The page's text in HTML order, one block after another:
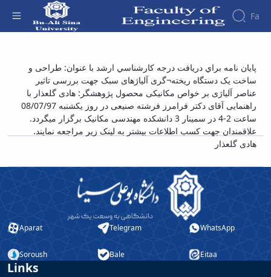
Fa
About
Faculty
History
Dean
of
of the
Faculty
Dean
for
Research
Journals
Journal
of
Industrial
in
Stress
Faculity
Members
پایان نامه برای دریافت درجه کارشناسی ارشد با
عنوان: طراحی و ساخت یک دستگاه ریخته¬گری
آلیاژهای سبک جهت بررسی تاثیر عناصر آلیاژی بر
خواص مکانیکی محصول پژوهشگر: هادی گلعذار -
دانشکده فنی و مهندسی
پايان نامه براي دريافت درجه كارشناسي ارشد با عنوان: طراحی و
ساخت یک دستگاه ریخته¬گری آلیاژهای سبک جهت بررسی تاثیر
عناصر آلیاژی بر خواص مکانیکی محصول پژوهشگر: هادی گلعذار با
راهنمایی آقای دکتر فرامرز فرشته صنیعی در روز یکشنبه 08/07/97
ساعت 2-4 در سمینار 3 دانشکده مهندسی مکانیک برگزار میگردد.
علاقمندان جهت کسب اطلاعات بیشتر به لینک زیر مراجعه نمایند.
هادی گلعذار
Aparat Telegram WhatsApp
Soroush Bale Eitaa
Links